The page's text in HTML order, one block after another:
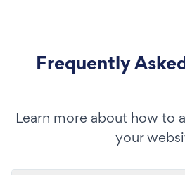
Frequently
Learn more about how to
your